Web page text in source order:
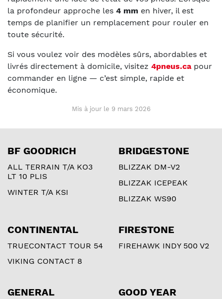
la profondeur approche les 4 mm en hiver, il est
temps de planifier un remplacement pour rouler en
toute sécurité.
Si vous voulez voir des modèles sûrs, abordables et
livrés directement à domicile, visitez 4pneus.capour
commander en ligne — c’est simple, rapide et
économique.
Mis à jour le 9 mars 2026
BF GOODRICH
ALL TERRAIN T/A KO3
LT 10 PLIS
WINTER T/A KSI
BRIDGESTONE
BLIZZAK DM-V2
BLIZZAK ICEPEAK
BLIZZAK WS90
CONTINENTAL
TRUECONTACT TOUR 54
VIKING CONTACT 8
FIRESTONE
FIREHAWK INDY 500 V2
GENERAL GOOD YEAR